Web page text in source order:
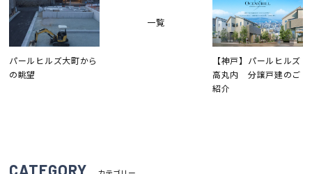
検査・アフターメンテナンス
家づくりのスケジュール
パールヒルズ大町から
の眺望
一覧
【神戸】パールヒルズ
高丸内 分譲戸建のご
紹介
CATEGORY